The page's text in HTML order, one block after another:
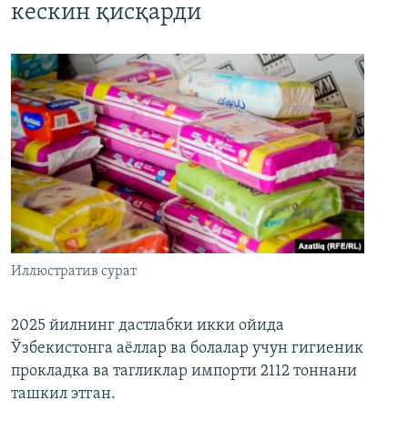
кескин қисқарди
Иллюстратив сурат
2025 йилнинг дастлабки икки ойида
Ўзбекистонга аёллар ва болалар учун гигиеник
прокладка ва тагликлар импорти 2112 тоннани
ташкил этган.